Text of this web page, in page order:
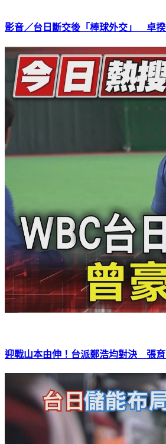
影音／台日斷交後「棒球外交」 卓
迎戰山本由伸！台派鄭浩均對決 張育